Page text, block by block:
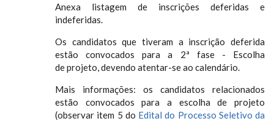
Anexa listagem de inscrições deferidas e
indeferidas.
Os candidatos que tiveram a inscrição deferida
estão convocados para a 2ª fase - Escolha
de projeto, devendo atentar-se ao calendário.
Mais informações: os candidatos relacionados
estão convocados para a escolha de projeto
(observar item 5 do Edital do Processo Seletivo da